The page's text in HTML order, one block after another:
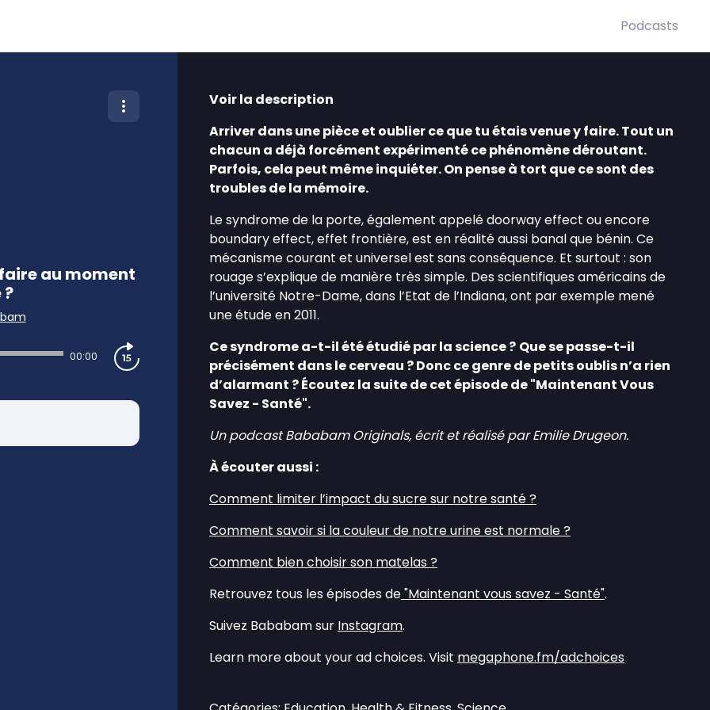
Podcasts
au moment
00:00
Voir la description
Arriver dans une pièce et oublier ce que tu étais venue y faire. Tout un
chacun a déjà forcément expérimenté ce phénomène déroutant.
Parfois, cela peut même inquiéter. On pense à tort que ce sont des
troubles de la mémoire.
Le syndrome de la porte, également appelé doorway effect ou encore
boundary effect, effet frontière, est en réalité aussi banal que bénin. Ce
mécanisme courant et universel est sans conséquence. Et surtout : son
rouage s’explique de manière très simple. Des scientifiques américains de
l’université Notre-Dame, dans l’Etat de l’Indiana, ont par exemple mené
une étude en 2011.
Ce syndrome a-t-il été étudié par la science ? Que se passe-t-il
précisément dans le cerveau ? Donc ce genre de petits oublis n’a rien
d’alarmant ?Écoutez la suite de cet épisode de "Maintenant Vous
Savez - Santé".
Un podcast Bababam Originals, écrit et réalisé par Emilie Drugeon.
À écouter aussi :
Comment limiter l’impact du sucre sur notre santé ?
Comment savoir si la couleur de notre urine est normale ?
Comment bien choisir son matelas ?
Retrouvez tous les épisodes de"Maintenant vous savez - Santé".
Suivez Bababam sur Instagram.
Learn more about your ad choices. Visit megaphone.fm/adchoices